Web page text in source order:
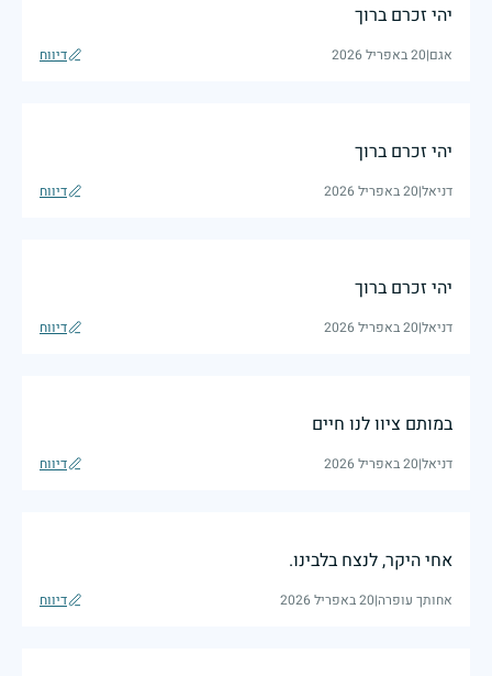
יהי זכרם ברוך
אגם|20 באפריל 2026 דיווח
יהי זכרם ברוך
דניאל|20 באפריל 2026 דיווח
יהי זכרם ברוך
דניאל|20 באפריל 2026 דיווח
במותם ציוו לנו חיים
דניאל|20 באפריל 2026 דיווח
אחי היקר, לנצח בלבינו.
אחותך עופרה|20 באפריל 2026 דיווח